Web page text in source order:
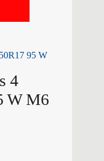
95 W
4
W M6